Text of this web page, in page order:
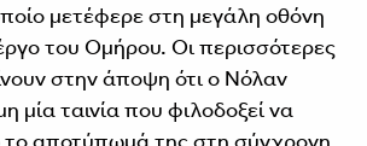
μετέφερε στη μεγάλη οθόνη
του Ομήρου. Οι περισσότερες
στην άποψη ότι ο Νόλαν
μία ταινία που φιλοδοξεί να